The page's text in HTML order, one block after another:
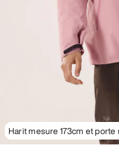
Harit mesure 173cm et porte